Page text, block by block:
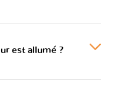
est allumé ?